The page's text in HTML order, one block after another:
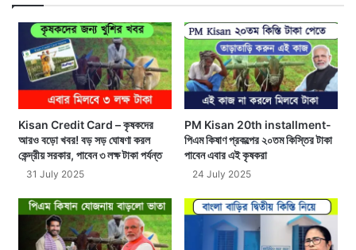
Kisan Credit Card – কৃষকদের
আরও বড়ো খবর! বড় সড় ঘোষণা করল
কেন্দ্রীয় সরকার, পাবেন ৩ লক্ষ টাকা পর্যন্ত
31 July 2025
PM Kisan 20th installment-
পিএম কিষাণ প্রকল্পের ২০তম কিস্তির টাকা
পাবেন এবার এই কৃষকরা
24 July 2025